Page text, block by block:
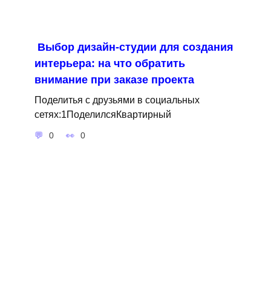
Выбор дизайн-студии для создания
интерьера: на что обратить
внимание при заказе проекта
Поделитья с друзьями в социальных
сетях:1ПоделилсяКвартирный
0 0